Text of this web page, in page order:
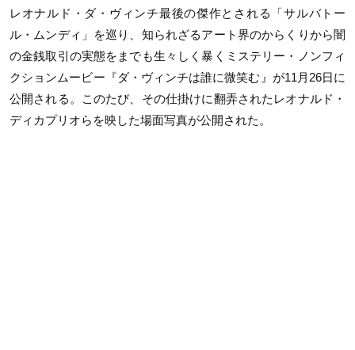
レオナルド・ダ・ヴィンチ最後の傑作とされる「サルバトー
ル・ムンディ」を巡り、知られざるアート界のからくりから闇
の金銭取引の実態をまでも生々しく暴くミステリー・ノンフィ
クションムービー『ダ・ヴィンチは誰に微笑む』が11月26日に
公開される。このたび、その仕掛けに翻弄されたレオナルド・
ディカプリオらを映した場面写真が公開された。